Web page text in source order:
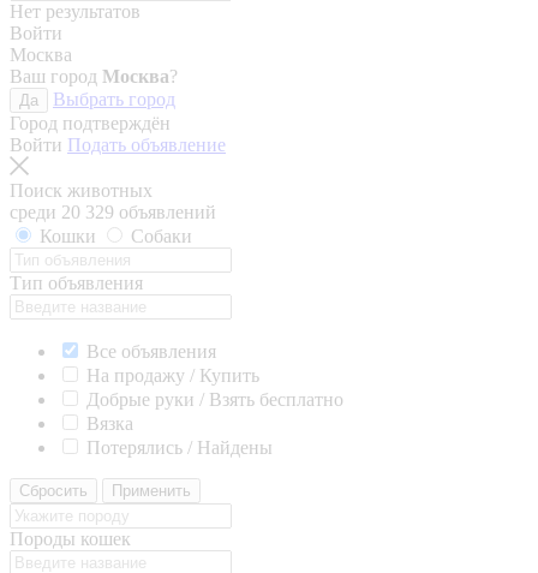
Нет результатов
Войти
Москва
Ваш город Москва?
Да
Выбрать город
Город подтверждён
Войти Подать объявление
Поиск животных
среди 20 329 объявлений
Кошки
Собаки
Тип объявления
Все объявления
На продажу / Купить
Добрые руки / Взять бесплатно
Вязка
Потерялись / Найдены
Сбросить Применить
Породы кошек